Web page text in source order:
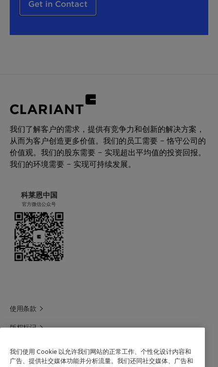
Get in Contact
我们了解客户的需求，提供有竞争力和创新的解决方案，
从而为客户创造更多价值。我们的员工需要 – 恪守公司的
价值观。我们的股东需要 – 实现超出平均值的投资回报。
我们的环境需要 – 实现可持续发展。
科莱恩中国
官方微信公众号
使用条款
版权标记
科莱恩1688官方旗舰店
我们使用 Cookie 以允许我们网站的正常工作、个性化设计内容和
广告、提供社交媒体功能并分析流量。我们还同社交媒体、广告和